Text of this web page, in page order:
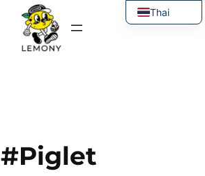
#Piglet
Thai